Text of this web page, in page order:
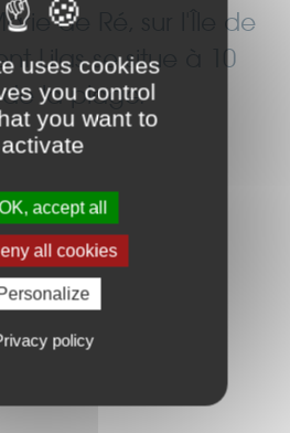
de Ré, sur l'Île de
Lilas se situe à 10
la plage.
uses cookies
you control
you want to
activate
accept all
all cookies
Personalize
policy